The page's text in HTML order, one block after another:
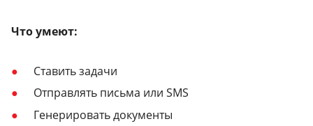
Что умеют:
Ставить задачи
Отправлять письма или SMS
Генерировать документы